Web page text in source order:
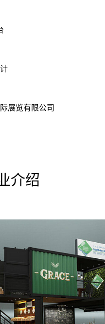
展览有限公司
介绍